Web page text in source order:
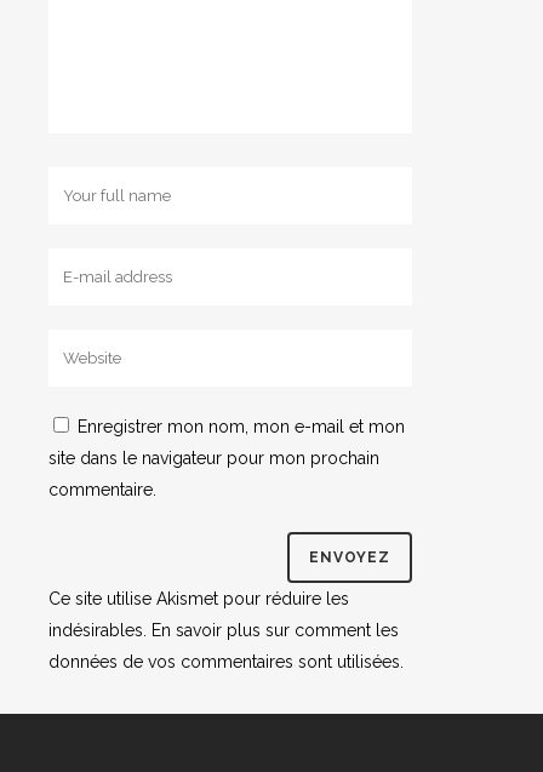
Enregistrer mon nom, mon e-mail et mon
site dans le navigateur pour mon prochain
commentaire.
Ce site utilise Akismet pour réduire les
indésirables.
En savoir plus sur comment les
données de vos commentaires sont utilisées